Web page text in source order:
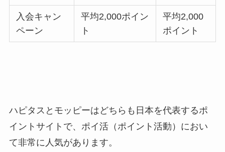
入会キャン
ペーン
平均2,000ポイン
ト
平均2,000
ポイント
ハピタスとモッピーはどちらも日本を代表するポ
イントサイトで、ポイ活（ポイント活動）におい
て非常に人気があります。